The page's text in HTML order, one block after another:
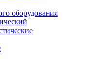
оборудования